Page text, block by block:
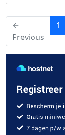
←
Previous
1